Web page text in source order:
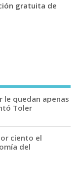
gratuita de
le quedan apenas
Toler
ciento el
del